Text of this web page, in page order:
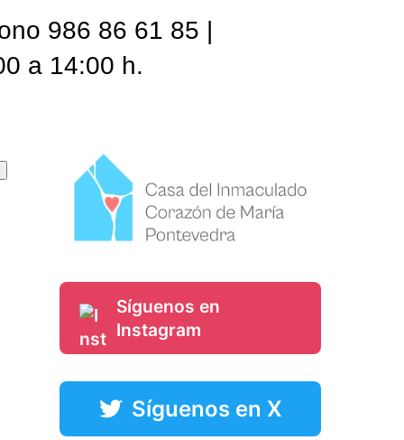
986 86 61 85 |
a 14:00 h.
Síguenos en
Instagram
Síguenos en X